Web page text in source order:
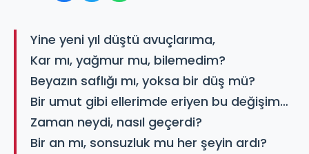
Yine yeni yıl düştü avuçlarıma,
Kar mı, yağmur mu, bilemedim?
Beyazın saflığı mı, yoksa bir düş mü?
Bir umut gibi ellerimde eriyen bu değişim…
Zaman neydi, nasıl geçerdi?
Bir an mı, sonsuzluk mu her şeyin ardı?